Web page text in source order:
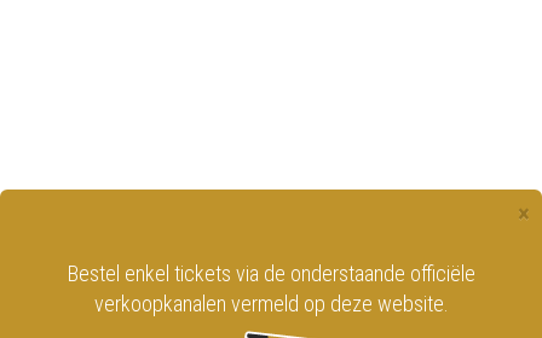
×
Bestel enkel tickets via de onderstaande officiële
verkoopkanalen vermeld op deze website.